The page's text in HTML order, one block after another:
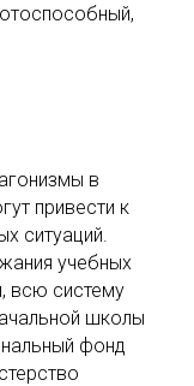
в
привести к
ситуаций.
учебных
всю систему
школы
фонд